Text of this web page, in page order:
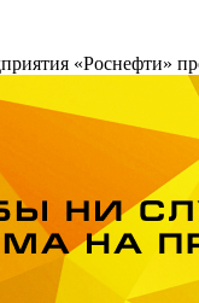
«Роснефти»